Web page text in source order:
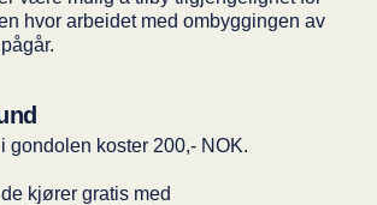
hvor arbeidet med ombyggingen av
gondolen koster 200,- NOK.
kjører gratis med